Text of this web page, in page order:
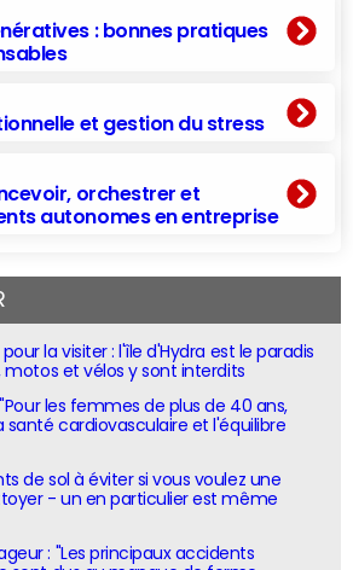
: bonnes pratiques
et gestion du stress
orchestrer et
autonomes en entreprise
la visiter : l'île d'Hydra est le paradis
motos et vélos y sont interdits
"Pour les femmes de plus de 40 ans,
santé cardiovasculaire et l'équilibre
de sol à éviter si vous voulez une
- un en particulier est même
: "Les principaux accidents